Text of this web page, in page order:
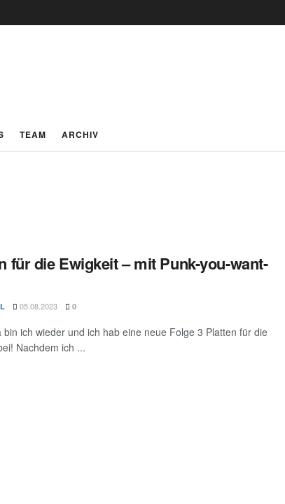
TEAM ARCHIV
für die Ewigkeit – mit Punk-you-want-
05.08.2023 0
bin ich wieder und ich hab eine neue Folge 3 Platten für die
Nachdem ich ...